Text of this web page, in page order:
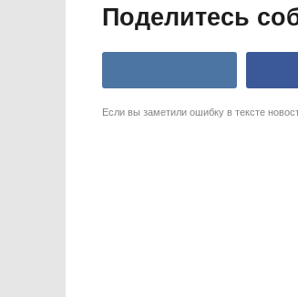
Поделитесь
Если вы заметили ошибку в тексте